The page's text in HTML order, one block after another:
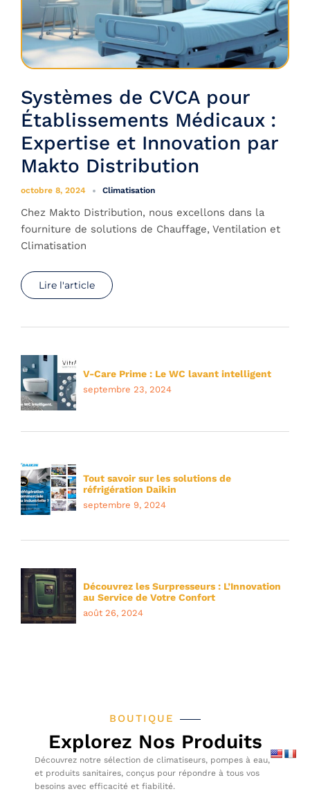
Systèmes de CVCA pour
Établissements Médicaux :
Expertise et Innovation par
Makto Distribution
octobre 8, 2024 Climatisation
Chez Makto Distribution, nous excellons dans la
fourniture de solutions de Chauffage, Ventilation et
Climatisation
Lire l'article
V-Care Prime : Le WC lavant intelligent
septembre 23, 2024
Tout savoir sur les solutions de
réfrigération Daikin
septembre 9, 2024
Découvrez les Surpresseurs : L’Innovation
au Service de Votre Confort
août 26, 2024
BOUTIQUE
Explorez Nos Produits
Découvrez notre sélection de climatiseurs, pompes à eau,
et produits sanitaires, conçus pour répondre à tous vos
besoins avec efficacité et fiabilité.